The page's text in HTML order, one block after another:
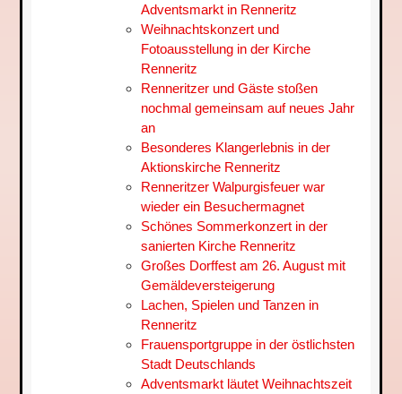
Adventsmarkt in Renneritz
Weihnachtskonzert und
Fotoausstellung in der Kirche
Renneritz
Renneritzer und Gäste stoßen
nochmal gemeinsam auf neues Jahr
an
Besonderes Klangerlebnis in der
Aktionskirche Renneritz
Renneritzer Walpurgisfeuer war
wieder ein Besuchermagnet
Schönes Sommerkonzert in der
sanierten Kirche Renneritz
Großes Dorffest am 26. August mit
Gemäldeversteigerung
Lachen, Spielen und Tanzen in
Renneritz
Frauensportgruppe in der östlichsten
Stadt Deutschlands
Adventsmarkt läutet Weihnachtszeit